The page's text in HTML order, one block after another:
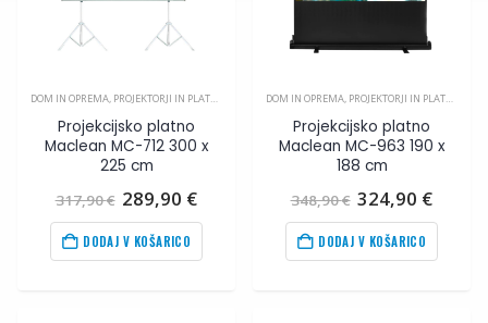
DOM IN OPREMA, PROJEKTORJI IN PLATNA
Projekcijsko platno
Maclean MC-712 300 x
225 cm
317,90€ Izvirna
cena
je
bila:
317,90€.
289,90 €Trenutna
je:
DODAJ V KOŠARICO
DOM IN OPREMA, PROJEKTORJI IN PLATNA
Projekcijsko platno
Maclean MC-963 190 x
188 cm
348,90€ Izvirna
cena
je
bila:
348,90€.
324,90 €
je:
DODAJ V KOŠARICO